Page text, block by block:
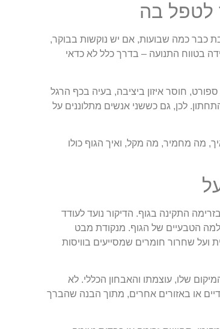
לטפל בה
כבר כמה שבועות, אם יש נוקשות בבוקר,
בטווח התנועה – בדרך כלל לא כדאי
חוסר איזון ביציבה, בעיה בכף הרגל
לכן, גם כששני אנשים מתלוננים על
מה מחמיר, מה מקל, ואיך הגוף כולו
התקינה בגוף. הדיקור נועד לעודד
הטבעיים של הגוף. מנקודת מבט
שחרור חומרים שמסייעים בוויסות
שלו, עוצמתו והאבחון הכללי. לא
או באזורים אחרים, מתוך הבנה שהברך